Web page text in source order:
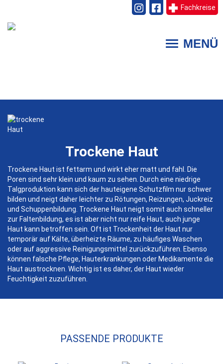
Direkt
Fachkreise
ToggleMENÜ
Trockene Haut
Trockene Haut ist fettarm und wirkt eher matt und fahl. Die
Poren sind sehr klein und kaum zu sehen. Durch eine niedrige
Talgproduktion kann sich der hauteigene Schutzfilm nur schwer
bilden und neigt daher leichter zu Rötungen, Reizungen, Juckreiz
und Schuppenbildung. Trockene Haut neigt somit auch schneller
zur Faltenbildung, es ist aber nicht nur reife Haut, auch junge
Haut kann betroffen sein. Oft ist Trockenheit der Haut nur
temporär auf Kälte, überheizte Räume, zu häufiges Waschen
oder auf aggressive Reinigungsmittel zurückzuführen. Ebenso
können falsche Pflege, Hauterkrankungen oder Medikamente die
Haut austrocknen. Wichtig ist es daher, der Haut wieder
Feuchtigkeit zuzuführen.
PASSENDE PRODUKTE